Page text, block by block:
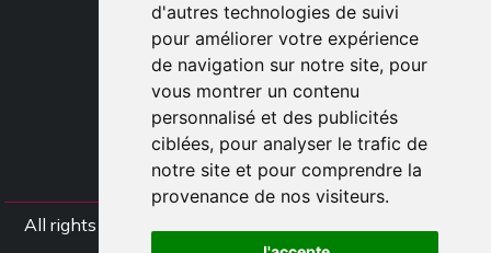
d'autres technologies de suivi
pour améliorer votre expérience
de navigation sur notre site, pour
vous montrer un contenu
personnalisé et des publicités
ciblées, pour analyser le trafic de
notre site et pour comprendre la
provenance de nos visiteurs.
CLIENT
ENREGISTRE-TOI
ACCÈS
PANIER
All rights Styliafoe s.r.l. © 2025 - TVA IT15015641002